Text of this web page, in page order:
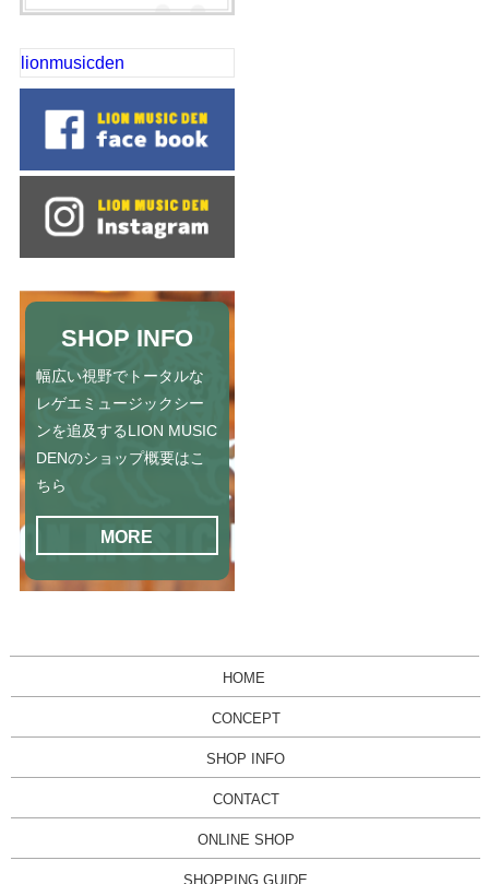
lionmusicden
SHOP INFO
幅広い視野でトータルな
レゲエミュージックシー
ンを追及するLION MUSIC
DENのショップ概要はこ
ちら
MORE
HOME
CONCEPT
SHOP INFO
CONTACT
ONLINE SHOP
SHOPPING GUIDE